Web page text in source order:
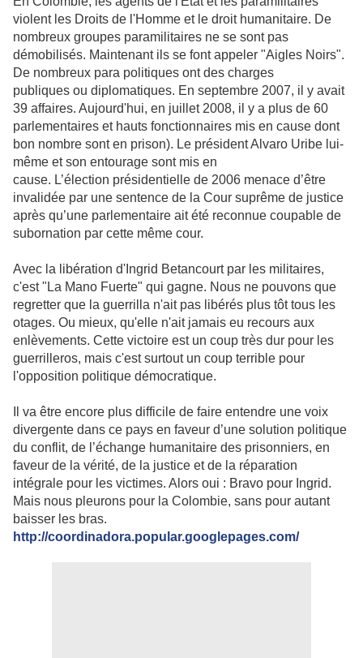
violent les Droits de l'Homme et le droit humanitaire. De
nombreux groupes paramilitaires ne se sont pas
démobilisés. Maintenant ils se font appeler "Aigles Noirs".
De nombreux para politiques ont des charges
publiques ou diplomatiques. En septembre 2007, il y avait
39 affaires. Aujourd'hui, en juillet 2008, il y a plus de 60
parlementaires et hauts fonctionnaires mis en cause dont
bon nombre sont en prison). Le président Alvaro Uribe lui-
même et son entourage sont mis en
cause. L’élection présidentielle de 2006 menace d’être
invalidée par une sentence de la Cour suprême de justice
après qu’une parlementaire ait été reconnue coupable de
subornation par cette même cour.
Avec la libération d'Ingrid Betancourt par les militaires,
c'est "La Mano Fuerte" qui gagne. Nous ne pouvons que
regretter que la guerrilla n'ait pas libérés plus tôt tous les
otages. Ou mieux, qu'elle n'ait jamais eu recours aux
enlèvements. Cette victoire est un coup très dur pour les
guerrilleros, mais c'est surtout un coup terrible pour
l'opposition politique démocratique.
Il va être encore plus difficile de faire entendre une voix
divergente dans ce pays en faveur d’une solution politique
du conflit, de l’échange humanitaire des prisonniers, en
faveur de la vérité, de la justice et de la réparation
intégrale pour les victimes. Alors oui : Bravo pour Ingrid.
Mais nous pleurons pour la Colombie, sans pour autant
baisser les bras.
http://coordinadora.popular.googlepages.com/